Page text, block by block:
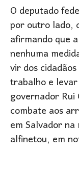
O deputado
por outro lado,
afirmando que
nenhuma
vir dos
trabalho e
governador
combate aos
em Salvador
alfinetou, em